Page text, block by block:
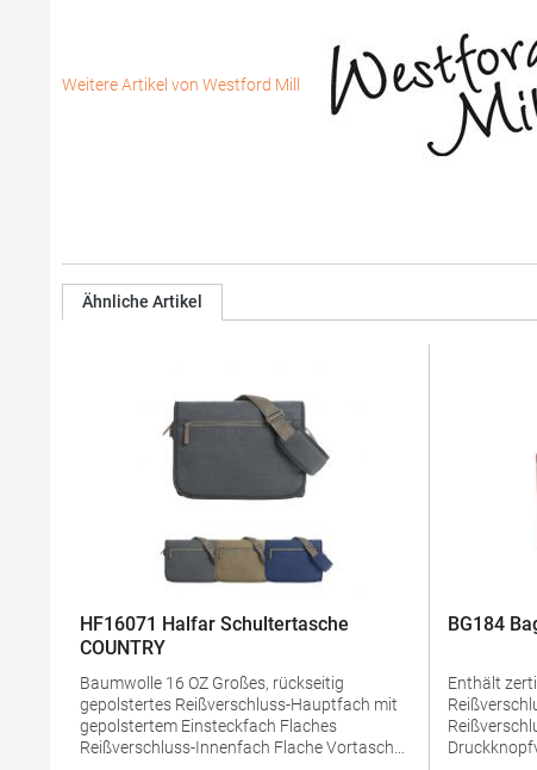
Weitere Artikel von Westford Mill
Ähnliche Artikel
HF16071 Halfar Schultertasche
COUNTRY
Baumwolle 16 OZ Großes, rückseitig
gepolstertes Reißverschluss-Hauptfach mit
gepolstertem Einsteckfach Flaches
Reißverschluss-Innenfach Flache Vortasche
BG184
Enthält
Reißverschluss Innenfutter mit
Reißverschluss
Druckknopfverschluss